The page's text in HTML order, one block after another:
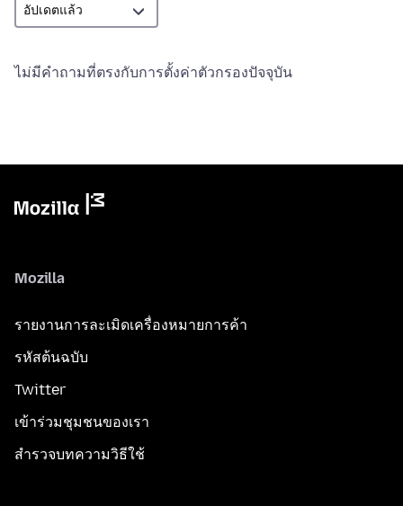
ไม่มีคำถามที่ตรงกับการตั้งค่าตัวกรองปัจจุบัน
Mozilla
รายงานการละเมิดเครื่องหมายการค้า
รหัสต้นฉบับ
Twitter
เข้าร่วมชุมชนของเรา
สำรวจบทความวิธีใช้